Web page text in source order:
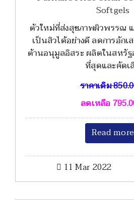
Softgels
ตัวใหม่ที่ส่งสุขภาพผิวพรรณ
เป็นสิวได้อย่างดี ลดการอักเ
ต้านอนุมูลอิสระ ผลิตในสหรั
ที่สุดและคัดเ
ราคาเดิม
ลดเหลือ
Read more
11 Mar 2022